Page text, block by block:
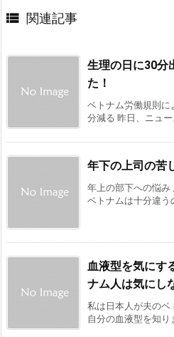
 関連記事
生理の日に30分
た！
ベトナム労働規則に
分減る 昨日、ニュ
年下の上司の苦
年上の部下への悩み
ベトナムは十分違う
血液型を気にす
ナム人は気にし
私は日本人が夫のベ
自分の血液型を知り